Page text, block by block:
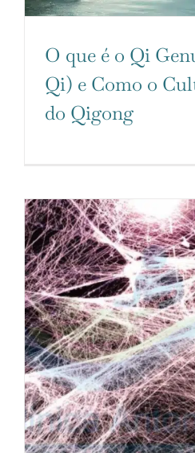
O que é o Qi
Qi) e Como o
do Qigong